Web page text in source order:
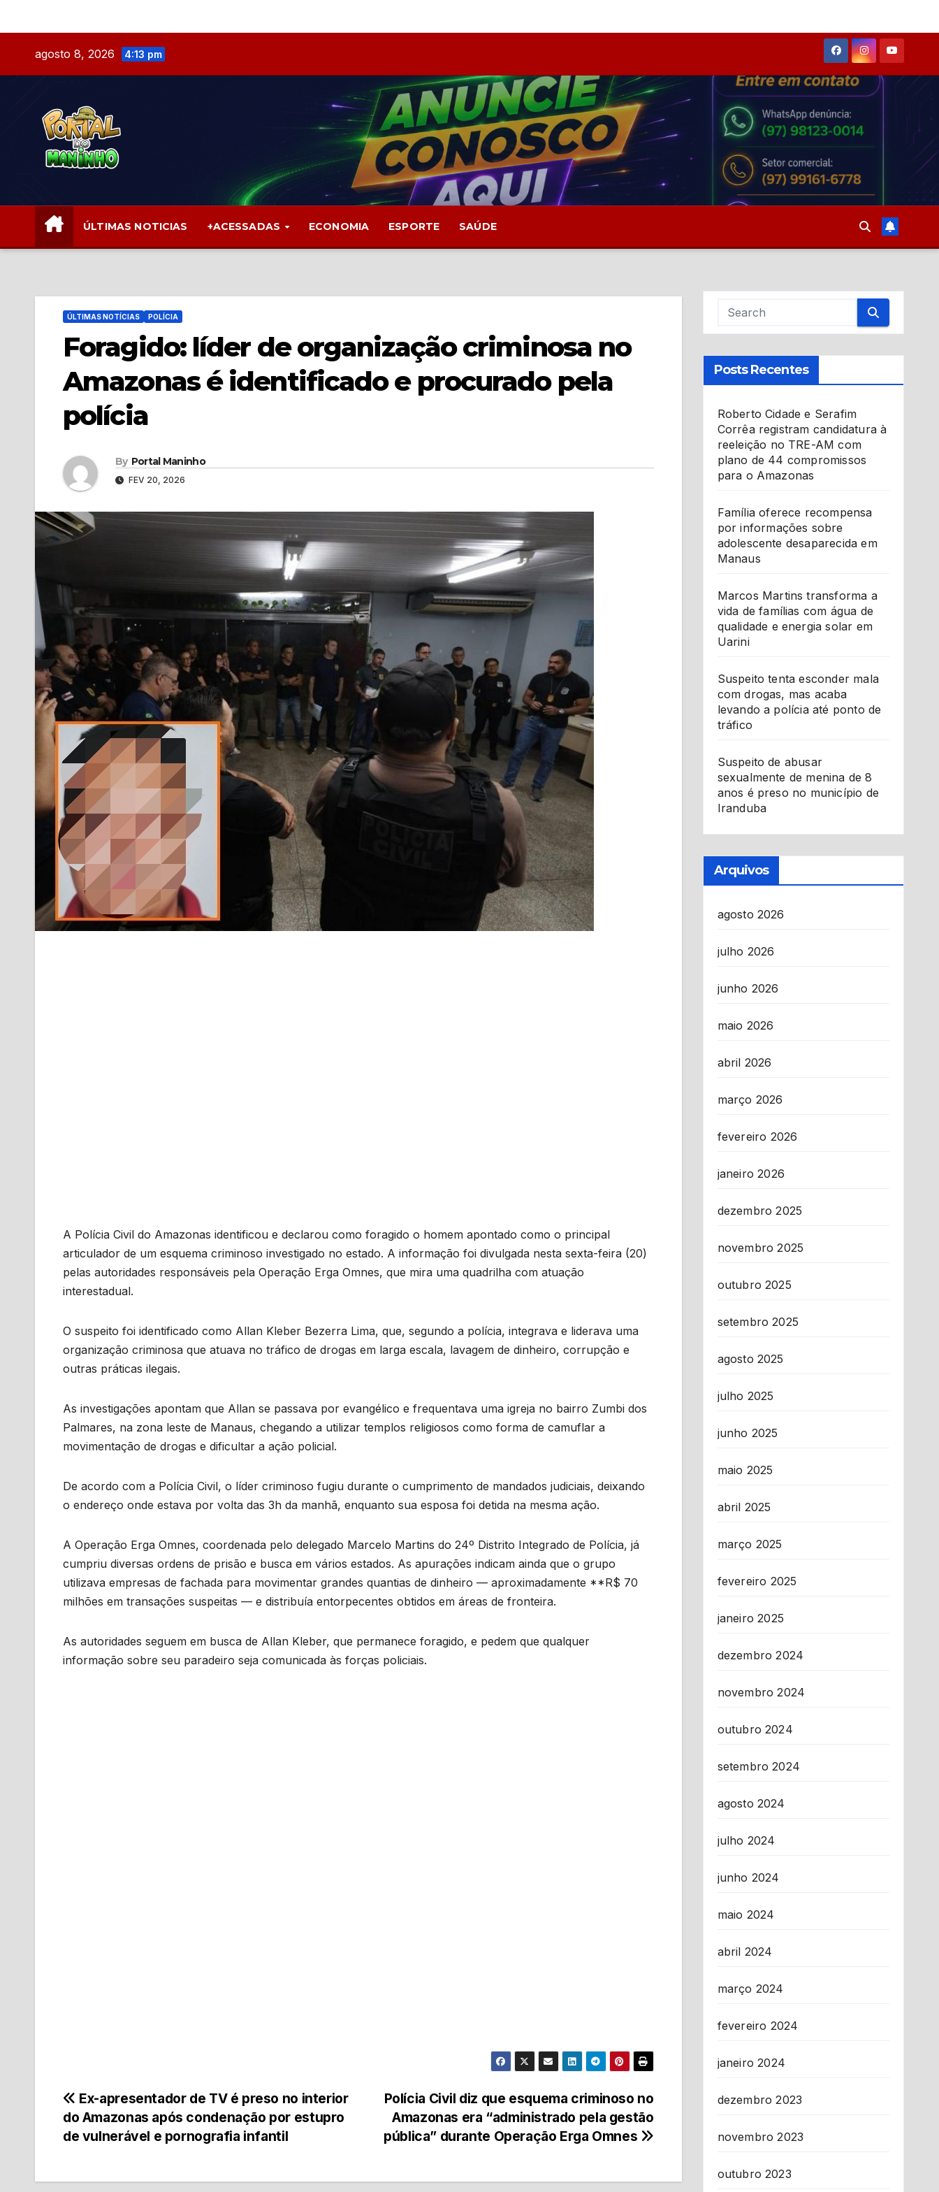
to
contentagosto 8, 2026 4:13 pm
ÚLTIMAS NOTICIAS +ACESSADAS ECONOMIA ESPORTE SAÚDE
ÚLTIMAS NOTÍCIAS POLÍCIA
Foragido: líder de organização criminosa no
Amazonas é identificado e procurado pela
polícia
By Portal Maninho
FEV 20, 2026
A Polícia Civil do Amazonas identificou e declarou como foragido o homem apontado como o principal
articulador de um esquema criminoso investigado no estado. A informação foi divulgada nesta sexta-feira (20)
pelas autoridades responsáveis pela Operação Erga Omnes, que mira uma quadrilha com atuação
interestadual.
O suspeito foi identificado como Allan Kleber Bezerra Lima, que, segundo a polícia, integrava e liderava uma
organização criminosa que atuava no tráfico de drogas em larga escala, lavagem de dinheiro, corrupção e
outras práticas ilegais.
As investigações apontam que Allan se passava por evangélico e frequentava uma igreja no bairro Zumbi dos
Palmares, na zona leste de Manaus, chegando a utilizar templos religiosos como forma de camuflar a
movimentação de drogas e dificultar a ação policial.
De acordo com a Polícia Civil, o líder criminoso fugiu durante o cumprimento de mandados judiciais, deixando
o endereço onde estava por volta das 3h da manhã, enquanto sua esposa foi detida na mesma ação.
A Operação Erga Omnes, coordenada pelo delegado Marcelo Martins do 24º Distrito Integrado de Polícia, já
cumpriu diversas ordens de prisão e busca em vários estados. As apurações indicam ainda que o grupo
utilizava empresas de fachada para movimentar grandes quantias de dinheiro — aproximadamente **R$ 70
milhões em transações suspeitas — e distribuía entorpecentes obtidos em áreas de fronteira.
As autoridades seguem em busca de Allan Kleber, que permanece foragido, e pedem que qualquer
informação sobre seu paradeiro seja comunicada às forças policiais.
Navegação
de
Polícia Civil diz que esquema criminoso no
Amazonas era “administrado pela gestão
pública” durante Operação Erga Omnes
Ex-apresentador de TV é preso no interior
do Amazonas após condenação por estupro
de vulnerável e pornografia infantil
Posts Recentes
Roberto Cidade e Serafim
Corrêa registram candidatura à
reeleição no TRE-AM com
plano de 44 compromissos
para o Amazonas
Família oferece recompensa
por informações sobre
adolescente desaparecida em
Manaus
Marcos Martins transforma a
vida de famílias com água de
qualidade e energia solar em
Uarini
Suspeito tenta esconder mala
com drogas, mas acaba
levando a polícia até ponto de
tráfico
Suspeito de abusar
sexualmente de menina de 8
anos é preso no município de
Iranduba
Arquivos
agosto 2026
julho 2026
junho 2026
maio 2026
abril 2026
março 2026
fevereiro 2026
janeiro 2026
dezembro 2025
novembro 2025
outubro 2025
setembro 2025
agosto 2025
julho 2025
junho 2025
maio 2025
abril 2025
março 2025
fevereiro 2025
janeiro 2025
dezembro 2024
novembro 2024
outubro 2024
setembro 2024
agosto 2024
julho 2024
junho 2024
maio 2024
abril 2024
março 2024
fevereiro 2024
janeiro 2024
dezembro 2023
novembro 2023
outubro 2023